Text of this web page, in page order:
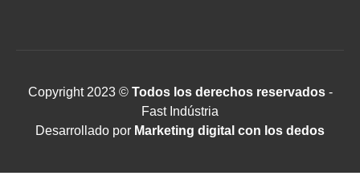
Copyright 2023 © Todos los derechos reservados-
Fast Indústria
Desarrollado por Marketing digital con los dedos